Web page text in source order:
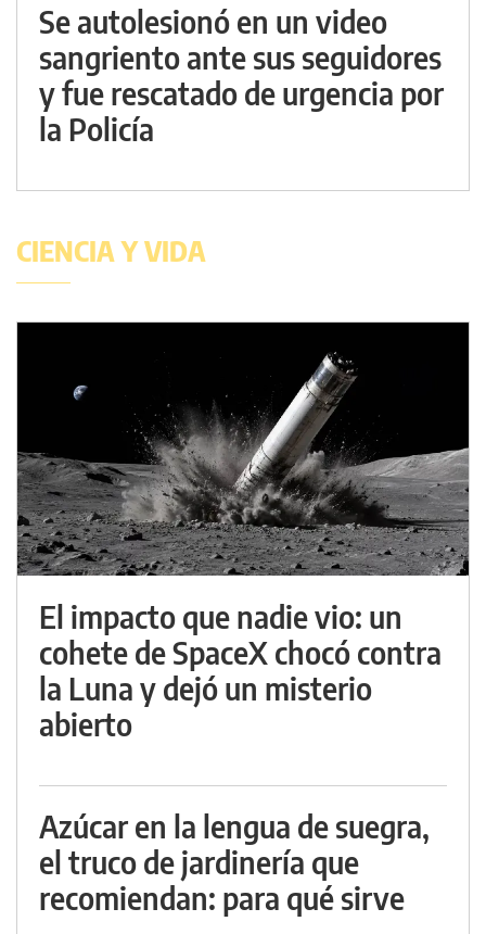
Se autolesionó en un video
sangriento ante sus seguidores
y fue rescatado de urgencia por
la Policía
CIENCIA Y VIDA
El impacto que nadie vio: un
cohete de SpaceX chocó contra
la Luna y dejó un misterio
abierto
Azúcar en la lengua de suegra,
el truco de jardinería que
recomiendan: para qué sirve